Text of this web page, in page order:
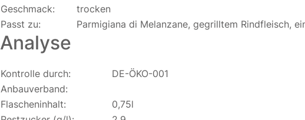
Geschmack:
trocken
Passt zu:
Parmigiana di Melanzane, gegrilltem Rindfleisch,
Analyse
Kontrolle durch:
DE-ÖKO-001
Anbauverband:
Flascheninhalt:
0,75l